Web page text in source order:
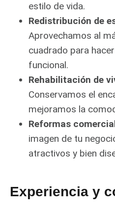
estilo de vida.
Redistribución de
Aprovechamos al
cuadrado para
funcional.
Rehabilitación de
Conservamos el
mejoramos la
Reformas
imagen de tu
atractivos y bien
Experiencia y